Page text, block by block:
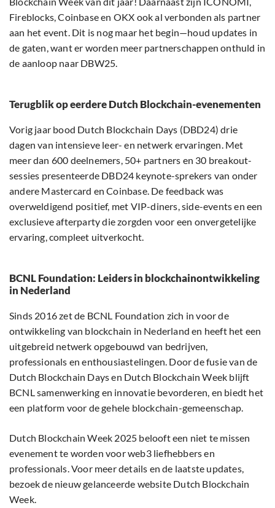
Fireblocks, Coinbase en OKX ook al verbonden als partner
aan het event. Dit is nog maar het begin—houd updates in
de gaten, want er worden meer partnerschappen onthuld in
de aanloop naar DBW25.
Terugblik op eerdere Dutch Blockchain-evenementen
Vorig jaar bood Dutch Blockchain Days (DBD24) drie
dagen van intensieve leer- en netwerk ervaringen. Met
meer dan 600 deelnemers, 50+ partners en 30 breakout-
sessies presenteerde DBD24 keynote-sprekers van onder
andere Mastercard en Coinbase. De feedback was
overweldigend positief, met VIP-diners, side-events en een
exclusieve afterparty die zorgden voor een onvergetelijke
ervaring, compleet uitverkocht.
BCNL Foundation: Leiders in blockchainontwikkeling
in Nederland
Sinds 2016 zet de BCNL Foundation zich in voor de
ontwikkeling van blockchain in Nederland en heeft het een
uitgebreid netwerk opgebouwd van bedrijven,
professionals en enthousiastelingen. Door de fusie van de
Dutch Blockchain Days en Dutch Blockchain Week blijft
BCNL samenwerking en innovatie bevorderen, en biedt het
een platform voor de gehele blockchain-gemeenschap.
Dutch Blockchain Week 2025 belooft een niet te missen
evenement te worden voor web3 liefhebbers en
professionals. Voor meer details en de laatste updates,
bezoek de nieuw gelanceerde website Dutch Blockchain
Week.